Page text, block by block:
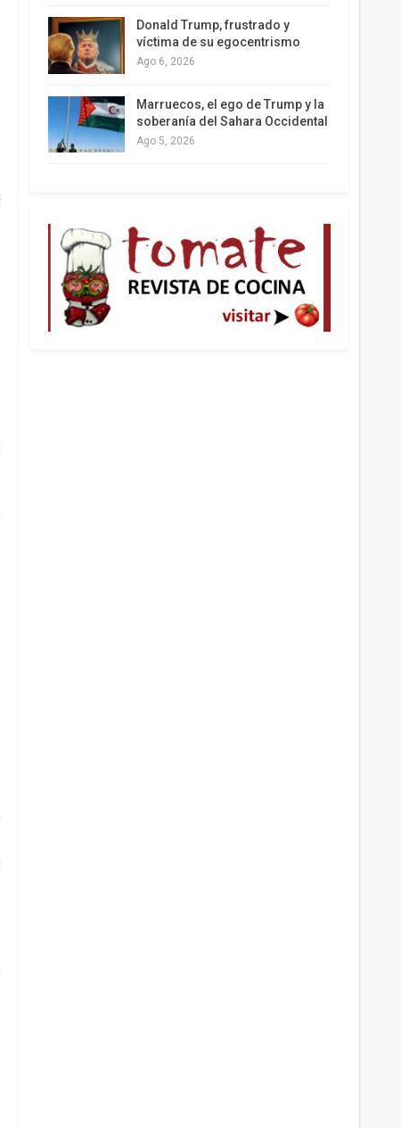
Donald Trump, frustrado y
víctima de su egocentrismo
Ago 6, 2026
Marruecos, el ego de Trump y la
soberanía del Sahara Occidental
Ago 5, 2026